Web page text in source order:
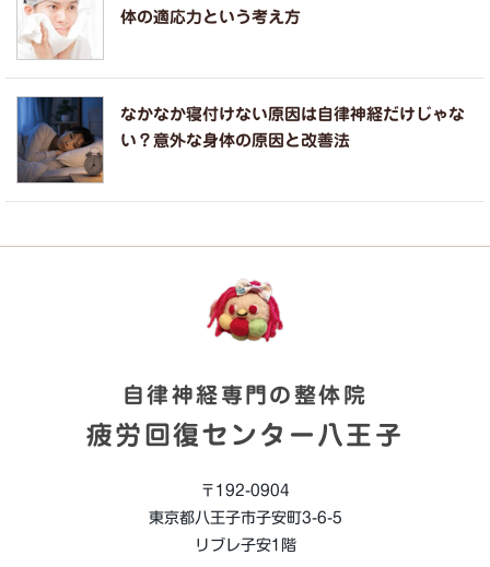
体の適応力という考え方
なかなか寝付けない原因は自律神経だけじゃな
い？意外な身体の原因と改善法
自律神経専門の整体院
疲労回復センター八王子
〒192-0904
東京都八王子市子安町3-6-5
リブレ子安1階